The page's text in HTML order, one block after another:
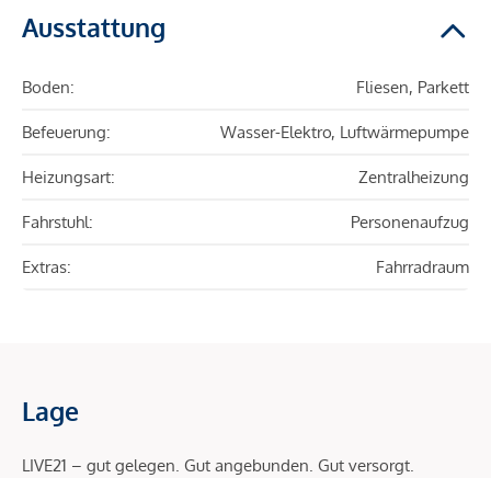
Ausstattung
Boden: Fliesen, Parkett
Befeuerung: Wasser-Elektro, Luftwärmepumpe
Heizungsart: Zentralheizung
Fahrstuhl: Personenaufzug
Extras: Fahrradraum
Lage
LIVE21 – gut gelegen. Gut angebunden. Gut versorgt.